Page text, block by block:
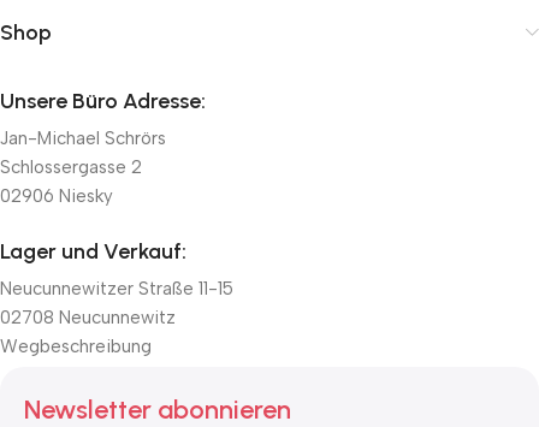
Shop
Unsere Büro Adresse:
Jan-Michael Schrörs
Schlossergasse 2
02906 Niesky
Lager und Verkauf:
Neucunnewitzer Straße 11-15
02708 Neucunnewitz
Wegbeschreibung
Newsletter abonnieren